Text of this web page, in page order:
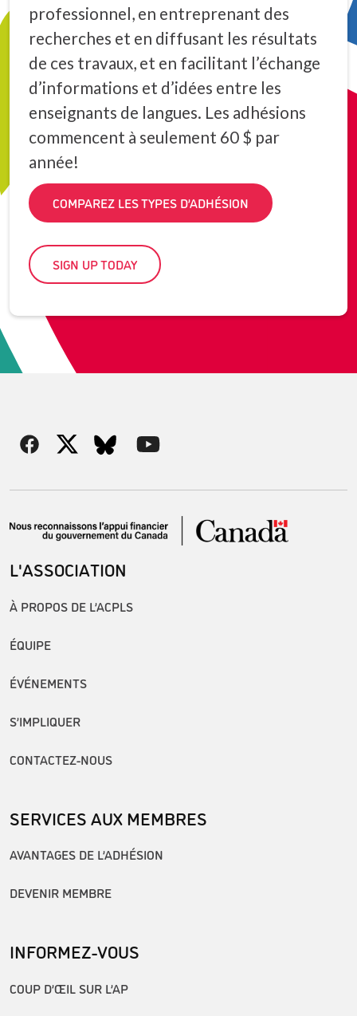
professionnel, en entreprenant des
recherches et en diffusant les résultats
de ces travaux, et en facilitant l’échange
d’informations et d’idées entre les
enseignants de langues. Les adhésions
commencent à seulement 60 $ par
année!
COMPAREZ LES TYPES D’ADHÉSION
SIGN UP TODAY
L'ASSOCIATION
À PROPOS DE L’ACPLS
ÉQUIPE
ÉVÉNEMENTS
S’IMPLIQUER
CONTACTEZ-NOUS
SERVICES AUX MEMBRES
AVANTAGES DE L’ADHÉSION
DEVENIR MEMBRE
INFORMEZ-VOUS
COUP D’ŒIL SUR L’AP